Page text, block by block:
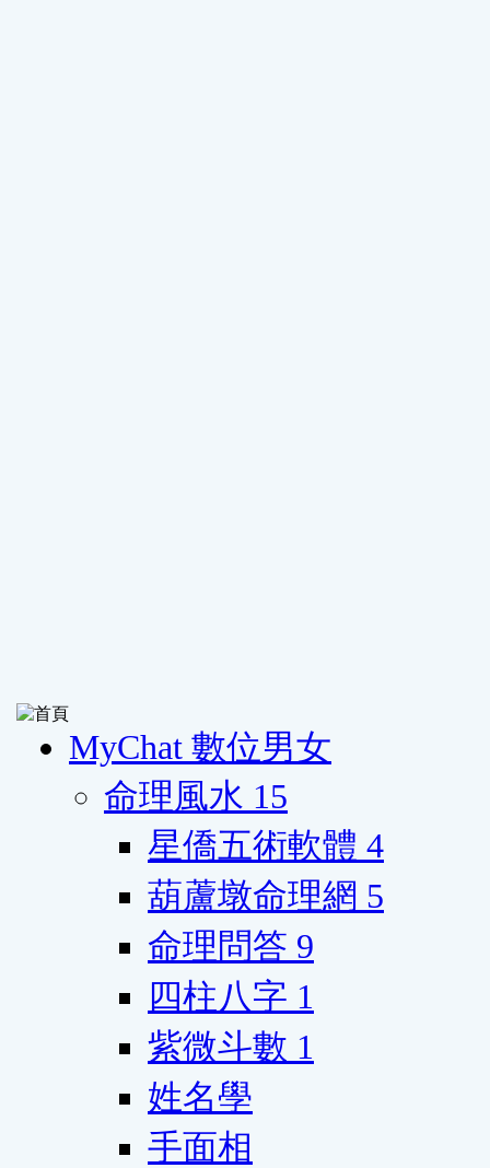
MyChat 數位男女
命理風水 15
星僑五術軟體 4
葫蘆墩命理網 5
命理問答 9
四柱八字 1
紫微斗數 1
姓名學
手面相